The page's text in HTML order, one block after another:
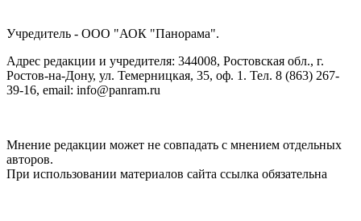
Учредитель - ООО "АОК "Панорама".
Адрес редакции и учредителя: 344008, Ростовская обл., г.
Ростов-на-Дону, ул. Темерницкая, 35, оф. 1. Тел. 8 (863) 267-
39-16, email: info@panram.ru
Мнение редакции может не совпадать с мнением отдельных
авторов.
При использовании материалов сайта ссылка обязательна